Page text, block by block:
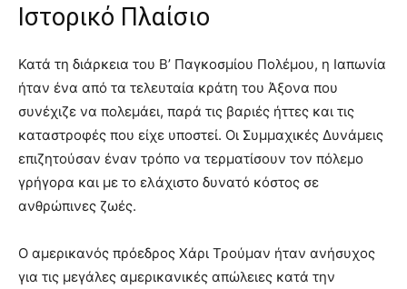
Ιστορικό Πλαίσιο
Κατά τη διάρκεια του Β’ Παγκοσμίου Πολέμου, η Ιαπωνία
ήταν ένα από τα τελευταία κράτη του Άξονα που
συνέχιζε να πολεμάει, παρά τις βαριές ήττες και τις
καταστροφές που είχε υποστεί. Οι Συμμαχικές Δυνάμεις
επιζητούσαν έναν τρόπο να τερματίσουν τον πόλεμο
γρήγορα και με το ελάχιστο δυνατό κόστος σε
ανθρώπινες ζωές.
Ο αμερικανός πρόεδρος Χάρι Τρούμαν ήταν ανήσυχος
για τις μεγάλες αμερικανικές απώλειες κατά την